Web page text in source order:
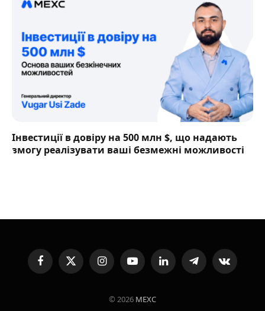
Інвестиції в довіру на 500 млн $, що надають
змогу реалізувати ваші безмежні можливості
FacebookX
(Twitter)
InstagramYouTubeLinkedInTelegramVKontakte
© 2026 MEXC